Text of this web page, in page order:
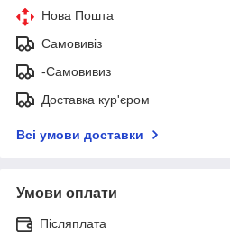
Нова Пошта
Самовивіз
-Самовивиз
Доставка кур'єром
Всі умови доставки
Умови оплати
Післяплата